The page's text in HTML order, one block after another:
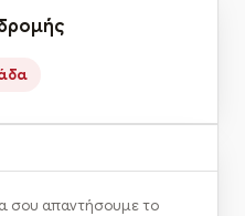
σου απαντήσουμε το